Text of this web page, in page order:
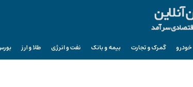
خودرو گمرک و تجارت بیمه و بانک نفت و انرژی طلا و ارز